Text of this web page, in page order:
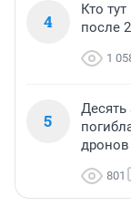
4
Кто
после
1
5
Десять
дронов
801